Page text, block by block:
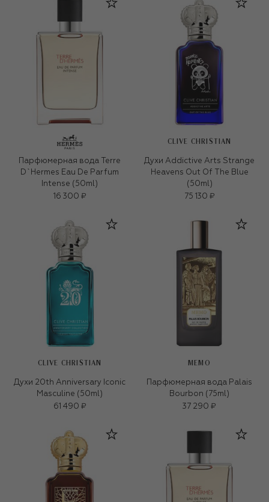
Парфюмерная вода Terre
D`Hermes Eau De Parfum
Intense (50ml)
16 300 ₽
CLIVE CHRISTIAN
Духи Addictive Arts Strange
Heavens Out Of The Blue
(50ml)
75 130 ₽
CLIVE CHRISTIAN
Духи 20th Anniversary Iconic
Masculine (50ml)
61 490 ₽
MEMO
Парфюмерная вода Palais
Bourbon (75ml)
37 290 ₽